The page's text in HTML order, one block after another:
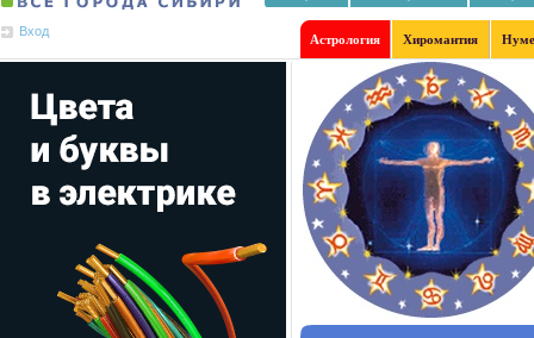
Вход
Астрология Хиромантия